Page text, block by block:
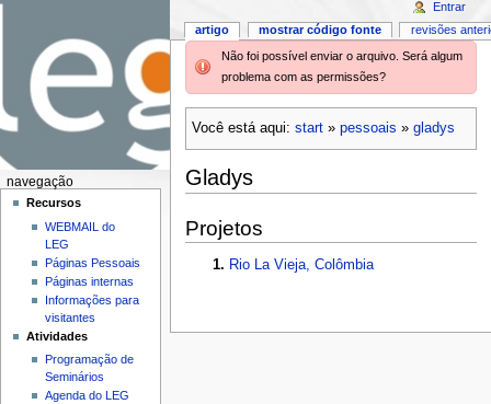
Não foi possível enviar o arquivo. Será algum
problema com as permissões?
Você está aqui: start» pessoais » gladys
Gladys
Projetos
Rio La Vieja, Colômbia
artigo mostrar código fonte revisões
Entrar
navegação
Recursos
WEBMAIL do
LEG
Páginas Pessoais
Páginas internas
Informações para
visitantes
Atividades
Programação de
Seminários
Agenda do LEG